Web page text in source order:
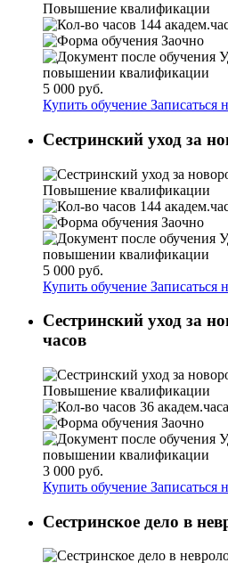
Повышение квалификации
144
Заочно
повышении квалификации
5 000 руб.
Купить обучение Записаться
Сестринский уход за
Повышение квалификации
144
Заочно
повышении квалификации
5 000 руб.
Купить обучение Записаться
Сестринский уход за
часов
Повышение квалификации
36
Заочно
повышении квалификации
3 000 руб.
Купить обучение Записаться
Сестринское дело в